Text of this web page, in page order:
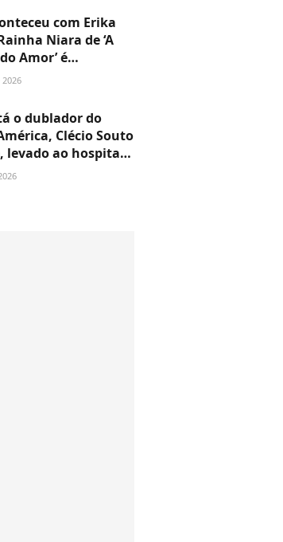
'Muitos
que ela iria
com Erika
Niara de ‘A
Amor’ é
no Rio após
o dublador do
Clécio Souto
levado ao hospital
de